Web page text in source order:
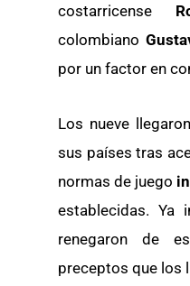
costarricense
colombiano
por un factor en
Los nueve
sus países tras
normas de juego
establecidas. Ya
renegaron de
preceptos que los